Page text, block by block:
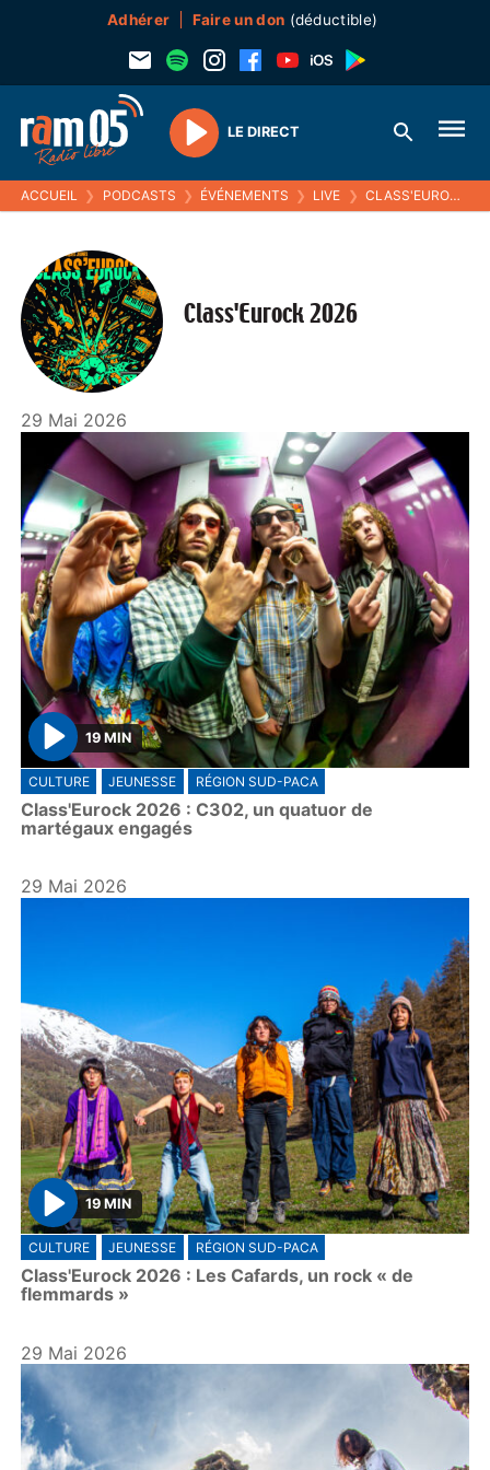
Adhérer Faire un don (déductible)
Play
LE DIRECT
ACCUEIL ❯ PODCASTS ❯ ÉVÉNEMENTS ❯ LIVE ❯ CLASS'EUROCK 2026
Class'Eurock 2026
29 Mai 2026
P
l
a
y
19 MIN
CULTURE JEUNESSE RÉGION SUD-PACA
Class'Eurock 2026 : C302, un quatuor de
martégaux engagés
29 Mai 2026
P
l
a
y
19 MIN
CULTURE JEUNESSE RÉGION SUD-PACA
Class'Eurock 2026 : Les Cafards, un rock « de
flemmards »
29 Mai 2026